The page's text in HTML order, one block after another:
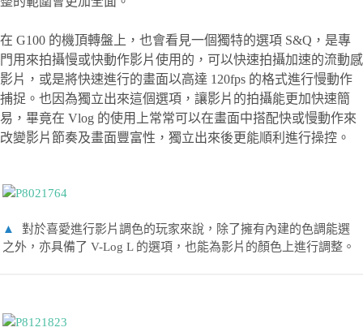
在 G100 的機頂轉盤上，也會看見一個獨特的選項 S&Q，是專
門用來拍攝慢或快動作影片使用的，可以快速拍攝加速的流動感
影片，或是將快速進行的畫面以高達 120fps 的格式進行慢動作
捕捉。也因為獨立出來這個選項，讓影片的拍攝能更加快速簡
易，畢竟在 Vlog 的使用上常常可以在畫面中搭配快或慢動作來
改變影片節奏及畫面豐富性，獨立出來後更能順利進行操控。
▲
對於喜愛進行影片調色的玩家來說，除了擁有內建的色調能選
之外，亦具備了 V-Log L 的選項，也能為影片的顏色上進行調整。